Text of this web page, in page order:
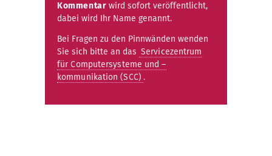
Kommentar wird sofort veröffentlicht,
dabei wird Ihr Name genannt.
Bei Fragen zu den Pinnwänden wenden
Sie sich bitte an das Servicezentrum
für Computersysteme und –
kommunikation (SCC) .